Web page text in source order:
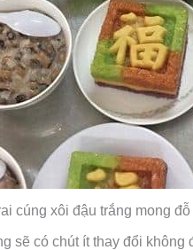
cúng xôi đậu trắng mong
sẽ có chút ít thay đổi